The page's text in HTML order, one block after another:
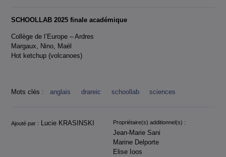
SCHOOLLAB 2025 finale académique
Collège de l’Europe – Ardres
Margaux, Nino, Maël
Hot ketchup (volcanoes)
Mots clés : anglais drareic schoollab sciences
Informations
Ajouté par : Lucie KRASINSKI Propriétaire(s) additionnel(s) :
Jean-Marie Sani
Marine Delporte
Elise Ioos